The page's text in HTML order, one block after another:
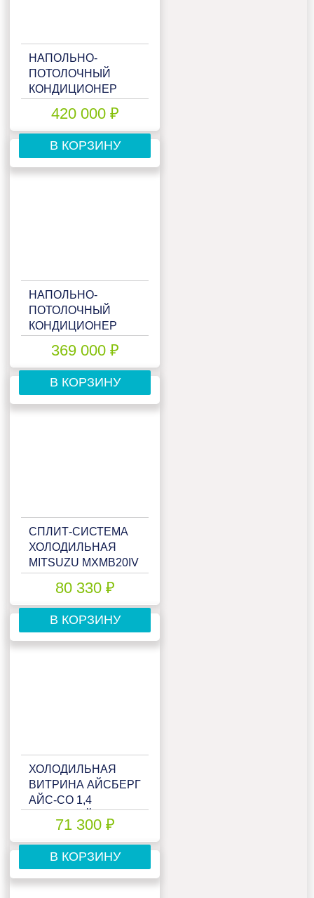
НАПОЛЬНО-
ПОТОЛОЧНЫЙ
КОНДИЦИОНЕР
FVXM50A/RXM50R
420 000 ₽
В КОРЗИНУ
НАПОЛЬНО-
ПОТОЛОЧНЫЙ
КОНДИЦИОНЕР
369 000 ₽
В КОРЗИНУ
СПЛИТ-СИСТЕМА
ХОЛОДИЛЬНАЯ
MITSUZU MXMB20IV
80 330 ₽
В КОРЗИНУ
ХОЛОДИЛЬНАЯ
ВИТРИНА АЙСБЕРГ
АЙС-СО 1,4
(ВЫНОС)71 300 ₽
В КОРЗИНУ